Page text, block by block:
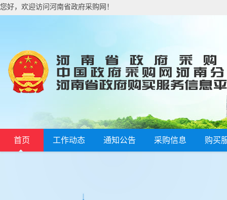
您好，欢迎访问河南省政府采购网！
首页 工作动态 通知公告 采购信息 购买